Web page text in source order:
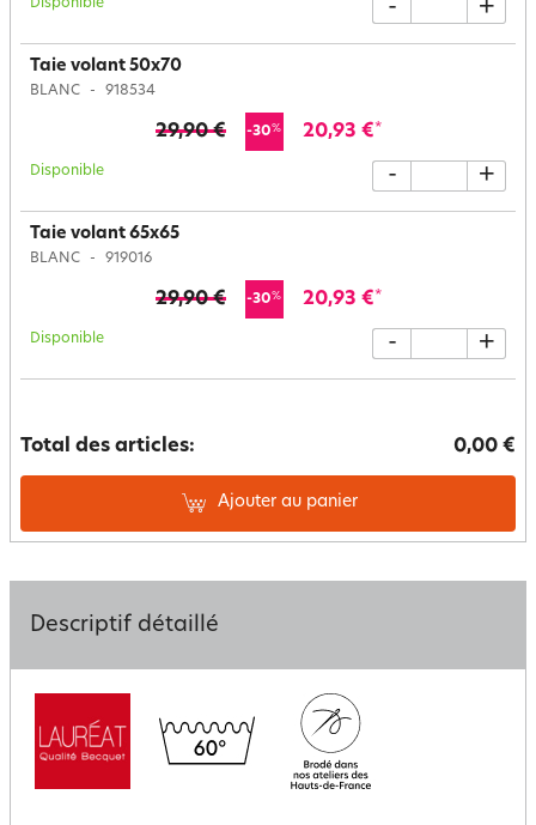
Disponible - +
Taie volant 50x70
BLANC 918534
29,90 € -30% 20,93 €*
Disponible - +
Taie volant 65x65
BLANC 919016
29,90 € -30% 20,93 €*
Disponible - +
Total des articles: 0,00 €
Ajouter au panier
Descriptif détaillé